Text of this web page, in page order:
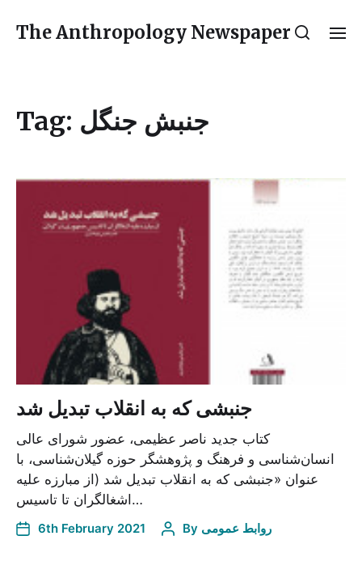
The Anthropology Newspaper
Tag: جنبش جنگل
جنبشی که به انقلاب تبدیل شد
کتاب جدید ناصر عظیمی، عضور شورای عالی
انسان‌شناسی و فرهنگ و پژوهشگر حوزه گیلان‌شناسی، با
عنوان «جنبشی که به انقلاب تبدیل شد (از مبارزه علیه
اشغالگران تا تاسیس…
6th February 2021 By روابط عمومی